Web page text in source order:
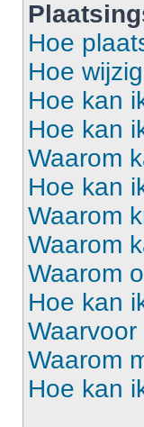
Hoe
Hoe
Hoe kan
Hoe kan
Waarom
Hoe kan
Waarom
Waarom
Waarom
Hoe kan
Waarom
Hoe kan